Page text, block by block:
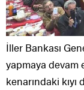
İller Bankası
yapmaya devam
kenarındaki